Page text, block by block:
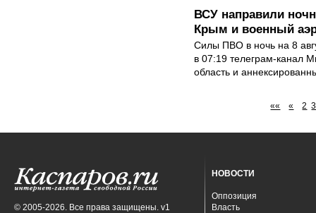
ВСУ направили
Крым и военный
Силы ПВО в ночь на 8
в 07:19 телеграм-канал
область и
«« « 2 3
© 2005-2026. Все права защищены. v1
НОВОСТИ
Оппозиция
Власть